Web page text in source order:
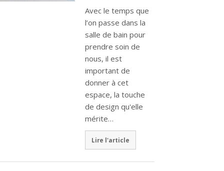
Avec le temps que
l’on passe dans la
salle de bain pour
prendre soin de
nous, il est
important de
donner à cet
espace, la touche
de design qu'elle
mérite…
Lire l'article